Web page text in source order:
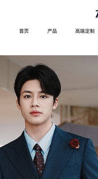
首页 产品 高端定制